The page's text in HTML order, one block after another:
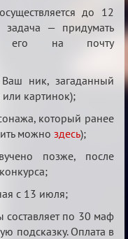
до 12
задача — придумать
его на почту
ник, загаданный
картинок);
который ранее
можно здесь);
позже, после
с 13 июля;
по 30 маф
подсказку. Оплата в